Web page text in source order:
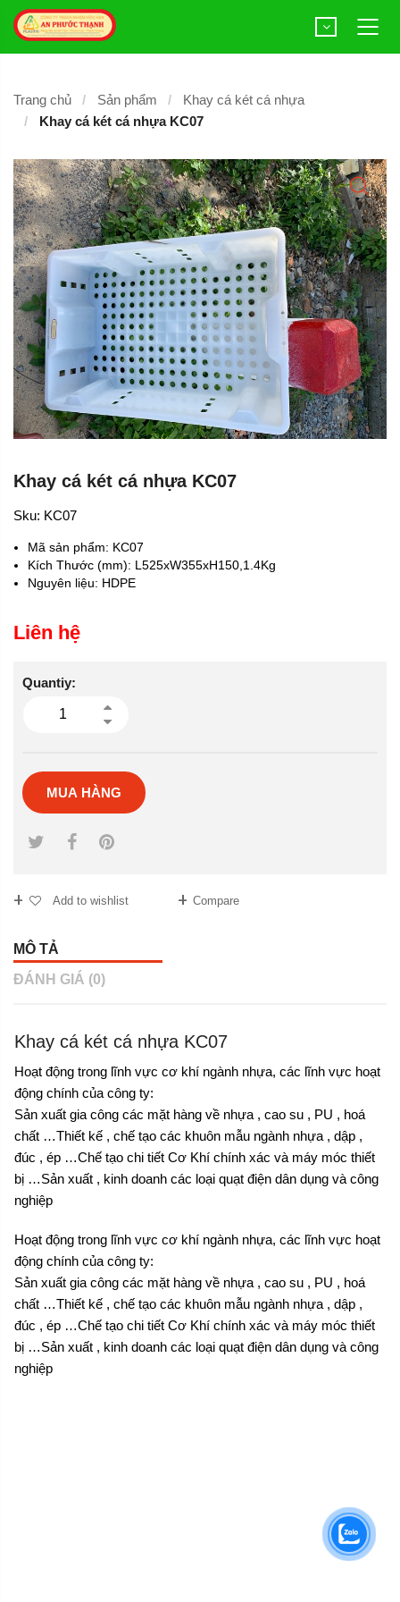
Trang chủ Sản phẩm
Khay cá két cá nhựa
Khay cá két cá nhựa KC07
Khay cá két cá nhựa KC07
Sku: KC07
Mã sản phẩm: KC07
Kích Thước (mm): L525xW355xH150,1.4Kg
Nguyên liệu: HDPE
Liên hệ
Quantiy:
MUA HÀNG
Add to wishlist Compare
MÔ TẢ
ĐÁNH GIÁ (0)
Khay cá két cá nhựa KC07
Hoạt động trong lĩnh vực cơ khí ngành nhựa, các lĩnh vực hoạt
động chính của công ty:
Sản xuất gia công các mặt hàng về nhựa , cao su , PU , hoá
chất …Thiết kế , chế tạo các khuôn mẫu ngành nhựa , dập ,
đúc , ép …Chế tạo chi tiết Cơ Khí chính xác và máy móc thiết
bị …Sản xuất , kinh doanh các loại quạt điện dân dụng và công
nghiệp
Hoạt động trong lĩnh vực cơ khí ngành nhựa, các lĩnh vực hoạt
động chính của công ty:
Sản xuất gia công các mặt hàng về nhựa , cao su , PU , hoá
chất …Thiết kế , chế tạo các khuôn mẫu ngành nhựa , dập ,
đúc , ép …Chế tạo chi tiết Cơ Khí chính xác và máy móc thiết
bị …Sản xuất , kinh doanh các loại quạt điện dân dụng và công
nghiệp